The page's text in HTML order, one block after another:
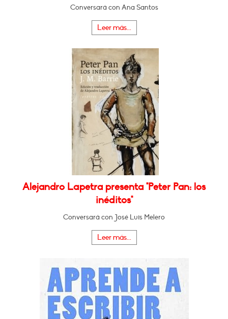
Conversará con Ana Santos
Leer más...
Alejandro Lapetra presenta "Peter Pan: los
inéditos"
Conversará con José Luis Melero
Leer más...